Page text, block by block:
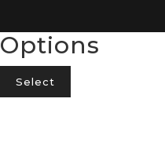
Options
Select